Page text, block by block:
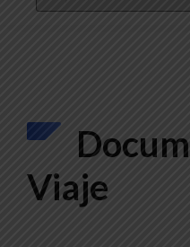
Viaje